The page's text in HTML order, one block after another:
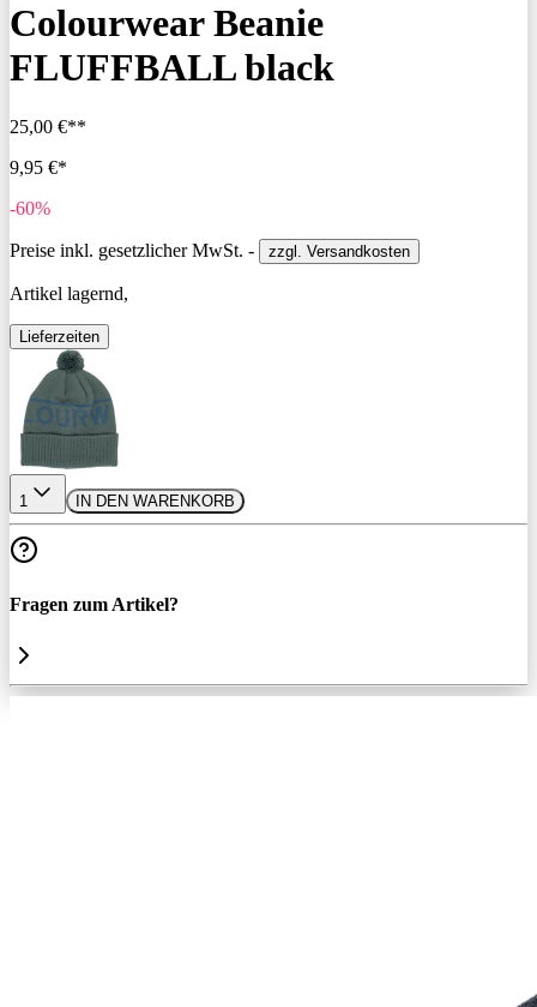
Colourwear Beanie
FLUFFBALL black
25,00 €**
9,95 €*
-60%
Preise inkl. gesetzlicher MwSt. - zzgl. Versandkosten
Artikel lagernd,
Lieferzeiten
1 IN DEN WARENKORB
Fragen zum Artikel?